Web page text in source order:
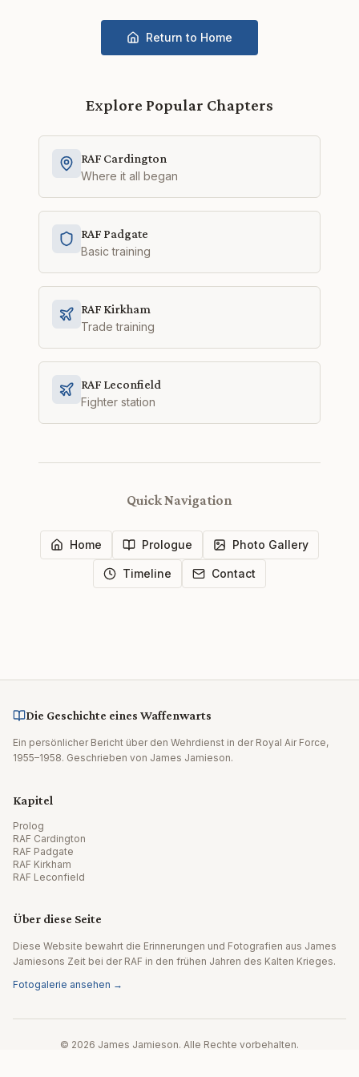
Return to Home
Explore Popular Chapters
RAF Cardington
Where it all began
RAF Padgate
Basic training
RAF Kirkham
Trade training
RAF Leconfield
Fighter station
Quick Navigation
Home Prologue Photo Gallery
Timeline Contact
Die Geschichte eines Waffenwarts
Ein persönlicher Bericht über den Wehrdienst in der Royal Air Force,
1955–1958. Geschrieben von James Jamieson.
Kapitel
Prolog
RAF Cardington
RAF Padgate
RAF Kirkham
RAF Leconfield
Über diese Seite
Diese Website bewahrt die Erinnerungen und Fotografien aus James
Jamiesons Zeit bei der RAF in den frühen Jahren des Kalten Krieges.
Fotogalerie ansehen →
© 2026 James Jamieson. Alle Rechte vorbehalten.